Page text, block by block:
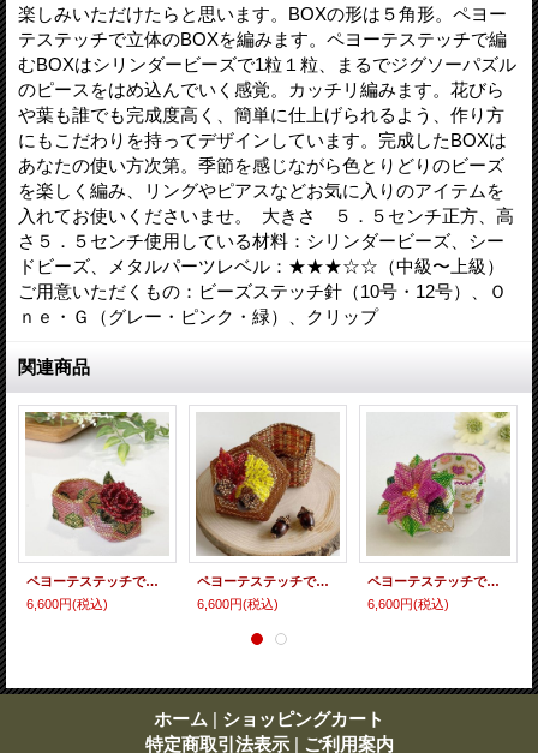
楽しみいただけたらと思います。BOXの形は５角形。ペヨー
テステッチで立体のBOXを編みます。ペヨーテステッチで編
むBOXはシリンダービーズで1粒１粒、まるでジグソーパズル
のピースをはめ込んでいく感覚。カッチリ編みます。花びら
や葉も誰でも完成度高く、簡単に仕上げられるよう、作り方
にもこだわりを持ってデザインしています。完成したBOXは
あなたの使い方次第。季節を感じながら色とりどりのビーズ
を楽しく編み、リングやピアスなどお気に入りのアイテムを
入れてお使いくださいませ。 大きさ ５．５センチ正方、高
さ５．５センチ使用している材料：シリンダービーズ、シー
ドビーズ、メタルパーツレベル：★★★☆☆（中級〜上級）
ご用意いただくもの：ビーズステッチ針（10号・12号）、Ｏ
ｎｅ・Ｇ（グレー・ピンク・緑）、クリップ
関連商品
ペヨーテステッチで編むBOX〜ローズ〜
6,600円(税込)
ペヨーテステッチで編むBOX〜紅葉〜
6,600円(税込)
ペヨーテステッチで編むBOX〜プリンセチア〜
6,600円(税込)
ホーム | ショッピングカート
特定商取引法表示 | ご利用案内